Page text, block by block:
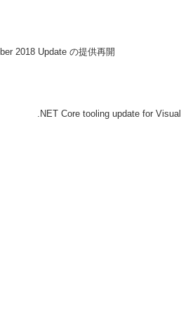
2018 Update の提供再開
.NET Core tooling update for